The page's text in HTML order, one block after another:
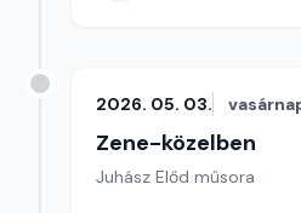
2026. 05. 03.
Zene-közelben
Juhász Előd műsora